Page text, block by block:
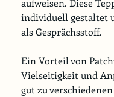
aufweisen. Diese
individuell gestaltet
als Gesprächsstoff.
Ein Vorteil von
Vielseitigkeit und
gut zu